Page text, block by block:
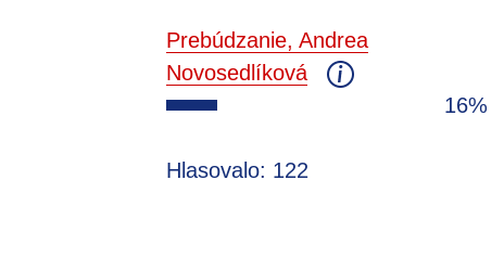
Prebúdzanie, Andrea
Novosedlíková
16%
Hlasovalo: 122